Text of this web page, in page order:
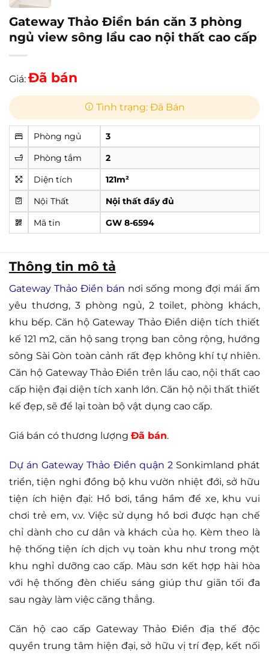
Gateway Thảo Điền bán căn 3 phòng
ngủ view sông lầu cao nội thất cao cấp
Giá: Đã bán
Tình trạng: Đã Bán
Phòng ngủ
3
Phòng tắm
2
Diện tích
121m²
Nội Thất
Nội thất đầy đủ
Mã tin
GW 8-6594
Thông tin mô tả
Gateway Thảo Điền bán nơi sống mong đợi mái ấm
yêu thương, 3 phòng ngủ, 2 toilet, phòng khách,
khu bếp. Căn hộ Gateway Thảo Điền diện tích thiết
kế 121 m2, căn hộ sang trọng ban công rộng, hướng
sông Sài Gòn toàn cảnh rất đẹp không khí tự nhiên.
Căn hộ Gateway Thảo Điền trên lầu cao, nội thất cao
cấp hiện đại diện tích xanh lớn. Căn hộ nội thất thiết
kế đẹp, sẽ để lại toàn bộ vật dụng cao cấp.
Giá bán có thương lượng Đã bán.
Dự án Gateway Thảo Điền quận 2Sonkimland phát
triển, tiện nghi đồng bộ khu vườn nhiệt đới, sở hữu
tiện ích hiện đại: Hồ bơi, tầng hầm để xe, khu vui
chơi trẻ em, v.v. Việc sử dụng hồ bơi được hạn chế
chỉ dành cho cư dân và khách của họ. Kèm theo là
hệ thống tiện ích dịch vụ toàn khu như trong một
khu nghỉ dưỡng cao cấp. Màu sơn kết hợp hài hòa
với hệ thống đèn chiếu sáng giúp thư giãn tối đa
sau ngày làm việc căng thẳng.
Căn hộ cao cấp Gateway Thảo Điền địa thế độc
quyền trung tâm hiện đại, sở hữu vị trí đẹp, kết nối